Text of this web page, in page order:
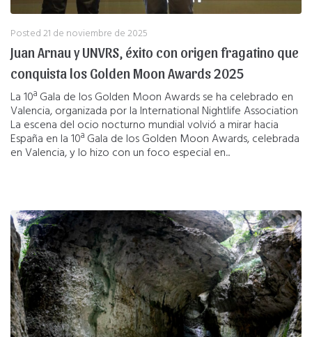
Posted21 de noviembre de 2025
Juan Arnau y UNVRS, éxito con origen fragatino que
conquista los Golden Moon Awards 2025
La 10ª Gala de los Golden Moon Awards se ha celebrado en
Valencia, organizada por la International Nightlife Association
La escena del ocio nocturno mundial volvió a mirar hacia
España en la 10ª Gala de los Golden Moon Awards, celebrada
en Valencia, y lo hizo con un foco especial en...